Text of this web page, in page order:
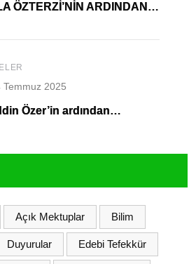
ÖZTERZİ’NİN ARDINDAN…
Temmuz 2025
Özer’in ardından…
Açık Mektuplar Bilim
Duyurular Edebi Tefekkür